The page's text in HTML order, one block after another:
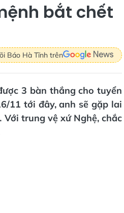
bắt chết
Báo Hà Tĩnh trên
3 bàn thắng cho tuyển
11 tới đây, anh sẽ gặp lai
trung vệ xứ Nghệ, chắc